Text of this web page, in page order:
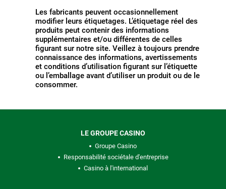
Les fabricants peuvent occasionnellement
modifier leurs étiquetages. L’étiquetage réel des
produits peut contenir des informations
supplémentaires et/ou différentes de celles
figurant sur notre site. Veillez à toujours prendre
connaissance des informations, avertissements
et conditions d’utilisation figurant sur l’étiquette
ou l’emballage avant d’utiliser un produit ou de le
consommer.
LE GROUPE CASINO
Groupe Casino
Responsabilité sociétale d'entreprise
Casino à l'international